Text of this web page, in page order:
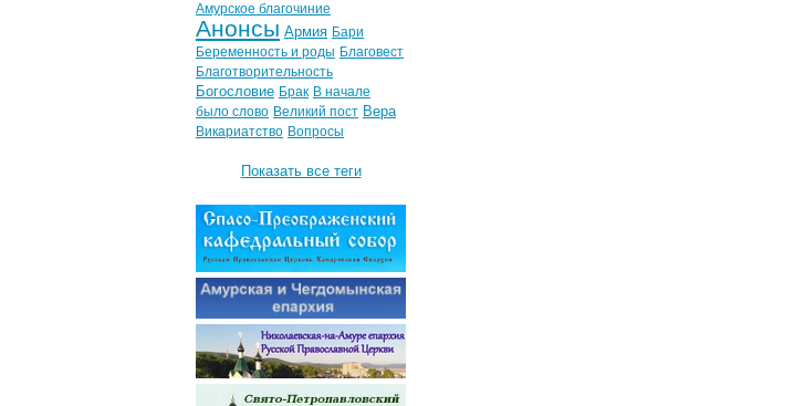
Амурское благочиние
Анонсы Армия Бари
Беременность и роды Благовест
Благотворительность
Богословие Брак В начале
было слово Великий пост Вера
Викариатство Вопросы
Показать все теги